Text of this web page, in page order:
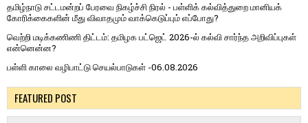
தமிழ்நாடு சட்டமன்றப் பேரவை நிகழ்ச்சி நிரல் - பள்ளிக் கல்வித்துறை மானியக்
கோரிக்கைகளின் மீது விவாதமும் வாக்கெடுப்பும் எப்போது?
வெற்றி மடிக்கணிணி திட்டம்: தமிழக பட்ஜெட் 2026-ல் கல்வி சார்ந்த அறிவிப்புகள்
என்னென்ன?
பள்ளி காலை வழிபாட்டு செயல்பாடுகள் -06.08.2026
FEATURED POST